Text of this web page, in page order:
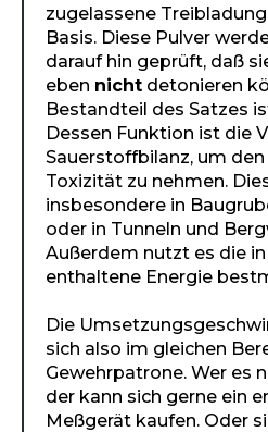
zugelassene
Basis. Diese Pulver
darauf hin geprüft, daß
eben nicht detonieren
Bestandteil des Satzes
Dessen Funktion ist die
Sauerstoffbilanz, um
Toxizität zu nehmen.
insbesondere in
oder in Tunneln und
Außerdem nutzt es die
enthaltene Energie
Die
sich also im gleichen
Gewehrpatrone. Wer es
der kann sich gerne ein
Meßgerät kaufen. Oder